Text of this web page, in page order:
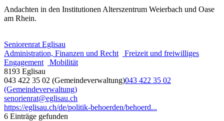
Andachten in den Institutionen Alterszentrum Weierbach und Oase
am Rhein.
Seniorenrat Eglisau
Administration, Finanzen und Recht
Freizeit und freiwilliges
Engagement
Mobilität
8193 Eglisau
043 422 35 02 (Gemeindeverwaltung)043 422 35 02
(Gemeindeverwaltung)
senorienrat@eglisau.ch
https://eglisau.ch/de/politik-behoerden/behoerd...
6 Einträge gefunden